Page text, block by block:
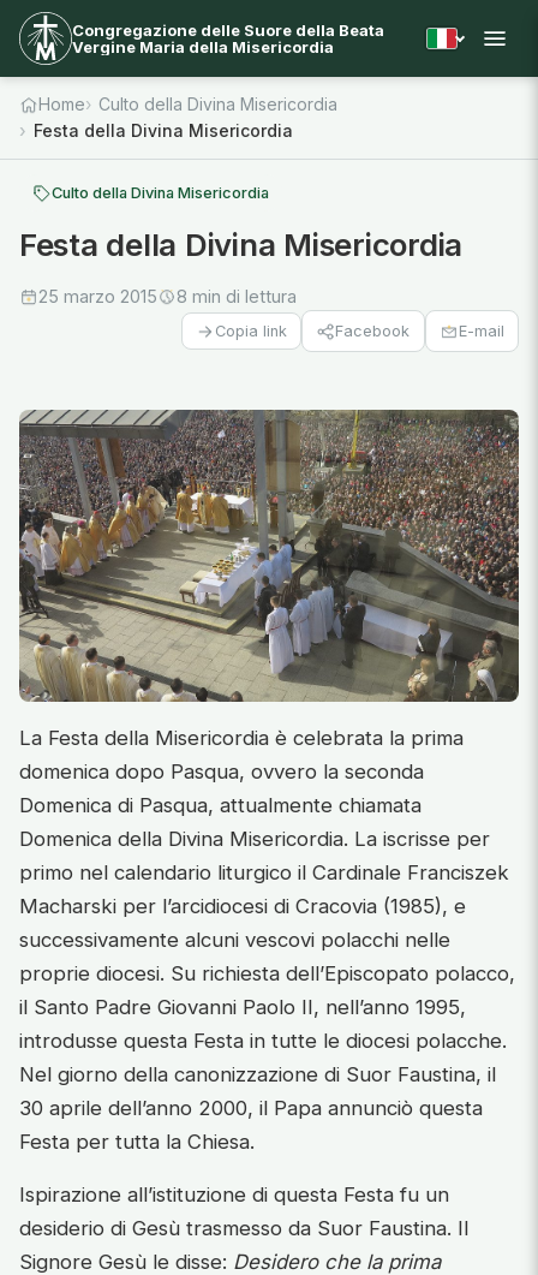
Congregazione delle Suore della Beata
Vergine Maria della Misericordia
Home
Culto della Divina Misericordia
Festa della Divina Misericordia
Culto della Divina Misericordia
Festa della Divina Misericordia
25 marzo 2015 8 min di lettura
Copia link Facebook E-mail
La Festa della Misericordia è celebrata la prima
domenica dopo Pasqua, ovvero la seconda
Domenica di Pasqua, attualmente chiamata
Domenica della Divina Misericordia. La iscrisse per
primo nel calendario liturgico il Cardinale Franciszek
Macharski per l’arcidiocesi di Cracovia (1985), e
successivamente alcuni vescovi polacchi nelle
proprie diocesi. Su richiesta dell’Episcopato polacco,
il Santo Padre Giovanni Paolo II, nell’anno 1995,
introdusse questa Festa in tutte le diocesi polacche.
Nel giorno della canonizzazione di Suor Faustina, il
30 aprile dell’anno 2000, il Papa annunciò questa
Festa per tutta la Chiesa.
Ispirazione all’istituzione di questa Festa fu un
desiderio di Gesù trasmesso da Suor Faustina. Il
Signore Gesù le disse: Desidero che la prima